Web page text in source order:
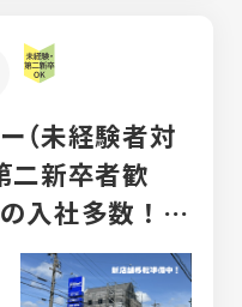
けにしっかりと専念で
す。
（未経験者対
二新卒者歓
入社多数！
ロー充実！